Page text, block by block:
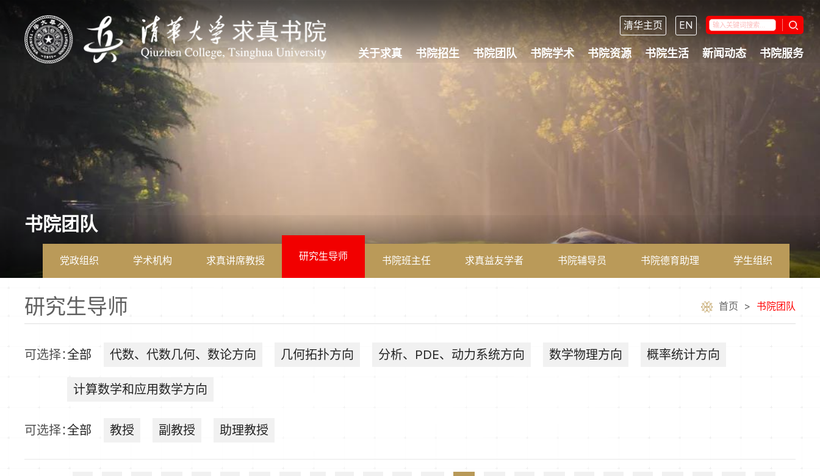
清华主页 EN
关于求真 书院招生 书院团队 书院学术 书院资源 书院生活 新闻动态 书院服务
书院团队
党政组织 学术机构 求真讲席教授 研究生导师 书院班主任 求真益友学者 书院辅导员 书院德育助理 学生组织
研究生导师 首页 > 书院团队
可选择：全部 代数、代数几何、数论方向 几何拓扑方向 分析、PDE、动力系统方向 数学物理方向 概率统计方向
计算数学和应用数学方向
可选择：全部 教授 副教授 助理教授